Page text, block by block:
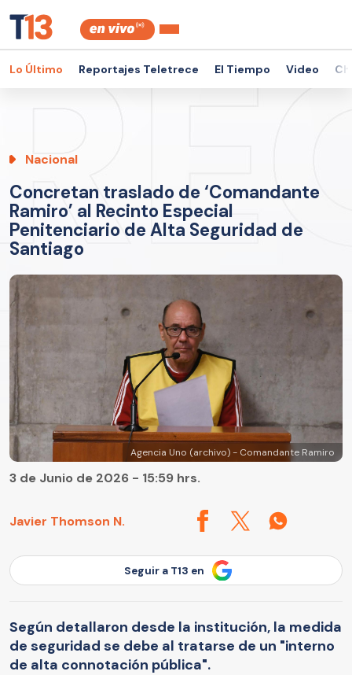
Lo Último Reportajes Teletrece El Tiempo Video
Nacional
Concretan traslado de ‘Comandante
Ramiro’ al Recinto Especial
Penitenciario de Alta Seguridad de
Santiago
Agencia Uno (archivo) - Comandante Ramiro
Javier Thomson N.
3 de Junio de 2026 - 15:59 hrs.
Seguir a T13 en
Según detallaron desde la institución, la medida
de seguridad se debe al tratarse de un "interno
de alta connotación pública".